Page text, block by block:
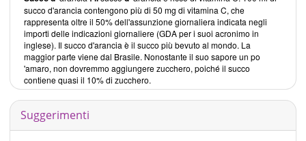
succo d'arancia contengono più di 50 mg di vitamina C, che
rappresenta oltre il 50% dell'assunzione giornaliera indicata negli
importi delle indicazioni giornaliere (GDA per i suoi acronimo in
inglese). Il succo d'arancia è il succo più bevuto al mondo. La
maggior parte viene dal Brasile. Nonostante il suo sapore un po
'amaro, non dovremmo aggiungere zucchero, poiché il succo
contiene quasi il 10% di zucchero.
Suggerimenti